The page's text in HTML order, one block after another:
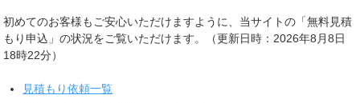
初めてのお客様もご安心いただけますように、当サイトの「無料見積
もり申込」の状況をご覧いただけます。（更新日時：2026年8月8日
18時22分）
見積もり依頼一覧